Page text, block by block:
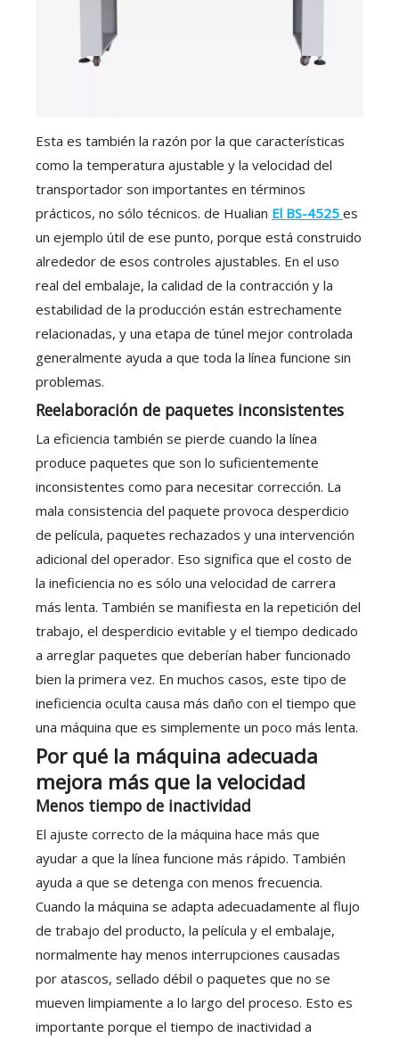
Esta es también la razón por la que características
como la temperatura ajustable y la velocidad del
transportador son importantes en términos
prácticos, no sólo técnicos. de Hualian El BS-4525 es
un ejemplo útil de ese punto, porque está construido
alrededor de esos controles ajustables. En el uso
real del embalaje, la calidad de la contracción y la
estabilidad de la producción están estrechamente
relacionadas, y una etapa de túnel mejor controlada
generalmente ayuda a que toda la línea funcione sin
problemas.
Reelaboración de paquetes inconsistentes
La eficiencia también se pierde cuando la línea
produce paquetes que son lo suficientemente
inconsistentes como para necesitar corrección. La
mala consistencia del paquete provoca desperdicio
de película, paquetes rechazados y una intervención
adicional del operador. Eso significa que el costo de
la ineficiencia no es sólo una velocidad de carrera
más lenta. También se manifiesta en la repetición del
trabajo, el desperdicio evitable y el tiempo dedicado
a arreglar paquetes que deberían haber funcionado
bien la primera vez. En muchos casos, este tipo de
ineficiencia oculta causa más daño con el tiempo que
una máquina que es simplemente un poco más lenta.
Por qué la máquina adecuada
mejora más que la velocidad
Menos tiempo de inactividad
El ajuste correcto de la máquina hace más que
ayudar a que la línea funcione más rápido. También
ayuda a que se detenga con menos frecuencia.
Cuando la máquina se adapta adecuadamente al flujo
de trabajo del producto, la película y el embalaje,
normalmente hay menos interrupciones causadas
por atascos, sellado débil o paquetes que no se
mueven limpiamente a lo largo del proceso. Esto es
importante porque el tiempo de inactividad a